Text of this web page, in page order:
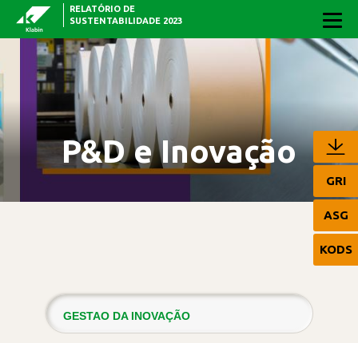
Pular para o Conteúdo principal
RELATÓRIO DE
SUSTENTABILIDADE 2023
P&D e Inovação
GRI
ASG
KODS
GESTAO DA INOVAÇÃO